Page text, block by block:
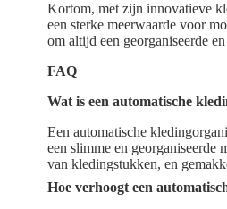
Kortom, met zijn innovatieve
een sterke meerwaarde voor
om altijd een georganiseerde
FAQ
Wat is een automatische
Een automatische
een slimme en georganiseerde
van kledingstukken, en
Hoe verhoogt een